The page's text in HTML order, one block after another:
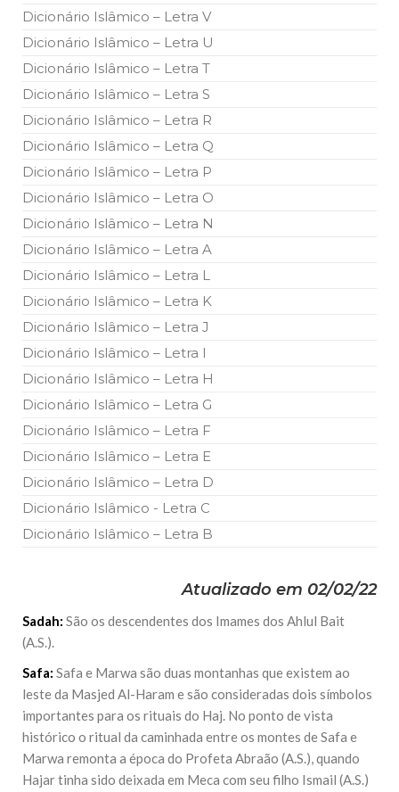
10 DE NOVEMBRO DE 2013
(A.S.)
Em nome de Deus, o Clemente, o Misericordioso! Diante da
muçulmanos, o Imam Ali Ibn Al-Hussein Ibn Ali Ibn Abi Táleb
NOTÍCIAS
Centro Islâmico no Brasil recebe o ex-
ministro das Relações Exteriores da
Na noite da quinta-feira, 03 de Abril, o Centro Islâmico no
Relações Exteriores da República Islâmica do Irã, Sr. Kamal
Dicionário Islâmico – Letra V
Dicionário Islâmico – Letra U
Dicionário Islâmico – Letra T
Dicionário Islâmico – Letra S
Dicionário Islâmico – Letra R
Dicionário Islâmico – Letra Q
Dicionário Islâmico – Letra P
Dicionário Islâmico – Letra O
Dicionário Islâmico – Letra N
Dicionário Islâmico – Letra A
Dicionário Islâmico – Letra L
Dicionário Islâmico – Letra K
Dicionário Islâmico – Letra J
Dicionário Islâmico – Letra I
Dicionário Islâmico – Letra H
Dicionário Islâmico – Letra G
Dicionário Islâmico – Letra F
Dicionário Islâmico – Letra E
Dicionário Islâmico – Letra D
Dicionário Islâmico - Letra C
Dicionário Islâmico – Letra B
Atualizado em 02/02/22
Sadah: São os descendentes dos Imames dos Ahlul Bait
(A.S.).
Safa: Safa e Marwa são duas montanhas que existem ao
leste da Masjed Al-Haram e são consideradas dois símbolos
importantes para os rituais do Haj. No ponto de vista
histórico o ritual da caminhada entre os montes de Safa e
Marwa remonta a época do Profeta Abraão (A.S.), quando
Hajar tinha sido deixada em Meca com seu filho Ismail (A.S.)